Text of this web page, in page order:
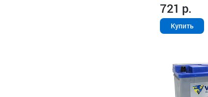
721 р.
Купить